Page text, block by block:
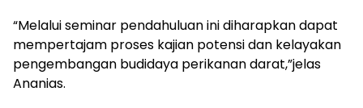
“Melalui seminar pendahuluan ini diharapkan dapat
mempertajam proses kajian potensi dan kelayakan
pengembangan budidaya perikanan darat,”jelas
Ananias.